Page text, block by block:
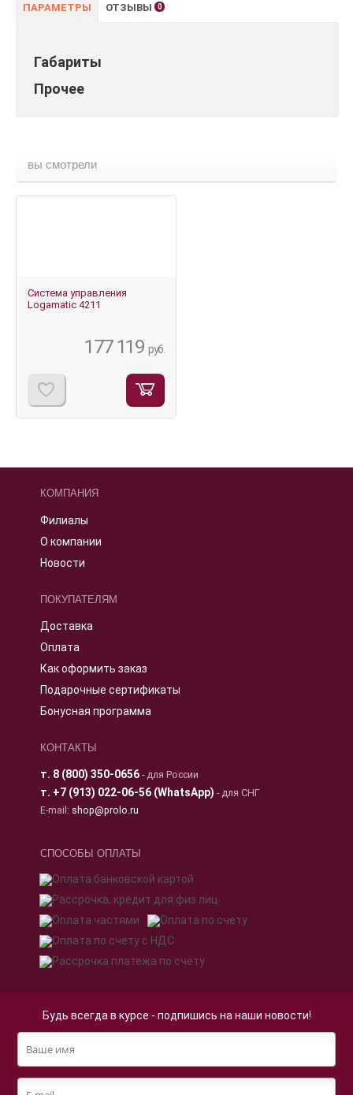
ПАРАМЕТРЫ ОТЗЫВЫ 0
Габариты
Прочее
вы смотрели
Система управления
Logamatic 4211
177 119 руб.
КОМПАНИЯ
Филиалы
О компании
Новости
ПОКУПАТЕЛЯМ
Доставка
Оплата
Как оформить заказ
Подарочные сертификаты
Бонусная программа
КОНТАКТЫ
т. 8 (800) 350-0656- для России
т. +7 (913) 022-06-56 (WhatsApp) - для СНГ
E-mail: shop@prolo.ru
СПОСОБЫ ОПЛАТЫ
Будь всегда в курсе - подпишись на наши новости!